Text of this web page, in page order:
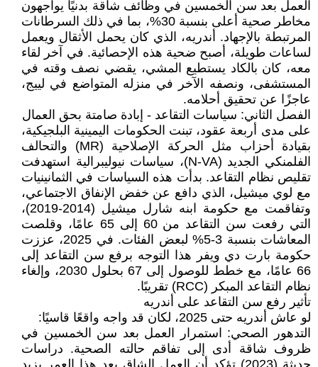
العمل بعد سن الخمسين في وظائف شاقة بدنيًا يواجهون
مخاطر صحية أعلى بنسبة 30%، بما في ذلك السرطانات
المرتبطة بالإجهاد. أندريه، الذي كان يحمل الأثقال ويعمل
لساعات طويلة، أصبح ضحية هذه الإحصائية. في آخر لقاء
معه، كان بالكاد يستطيع المشي، يقضي نصف وقته في
المستشفى، ونصفه الآخر في منزله المتواضع في لييج،
عاجزًا عن تحقيق أحلامه.
الفصل الثاني: سياسات التقاعد - إبادة صامتة بحق العمال
على مدى أربعة عقود، تبنت الحكومات اليمينية البلجيكية،
بقيادة أحزاب مثل الحركة الإصلاحية (MR) والتحالف
الفلمنكي الجديد (N-VA)، سياسات نيوليبرالية استهدفت
تقليص نظام التقاعد. بدأت هذه السياسات في الثمانينيات
مع لوي ميشيل، الذي دافع عن خفض الإنفاق الاجتماعي،
وتفاقمت مع حكومة ابنه شارل ميشيل (2014-2019)،
التي رفعت سن التقاعد من 60 إلى 65 عامًا، وقلصت
المعاشات بنسبة 3-5% لبعض الفئات. في 2025، عززت
حكومة بارت دي ويفر هذا التوجه برفع سن التقاعد إلى
66 عامًا، مع خطط للوصول إلى 67 بحلول 2030، وإلغاء
نظام التقاعد المبكر (RCC) تقريبًا.
تأثير رفع سن التقاعد على أندريه
لو عاش أندريه حتى 2025، لكان قد واجه واقعًا قاسيًا:
التدهور الصحي: استمرار العمل بعد سن الخمسين في
ظروف شاقة أدى إلى تفاقم حالته الصحية. دراسات